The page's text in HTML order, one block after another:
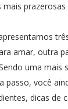
prazerosas
amar, outra
uma mais
passo, você
dicas de